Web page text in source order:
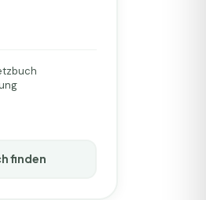
finden